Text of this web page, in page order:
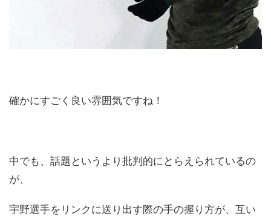
確かにすごく良い雰囲気ですね！
中でも、話題というより批判的にとらえられているの
が、
宇野選手をリンクに送り出す際の手の握り方が、互い